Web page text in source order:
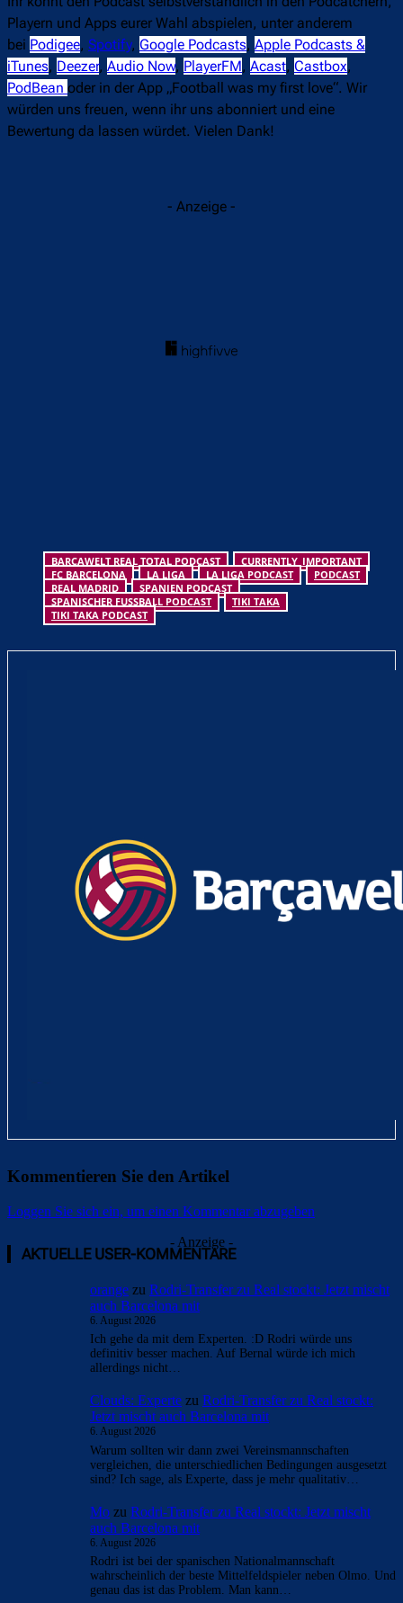
Playern und Apps eurer Wahl abspielen, unter anderem
bei Podigee, Spotify, Google Podcasts, Apple Podcasts &
iTunes, Deezer, Audio Now, PlayerFM, Acast, Castbox,
PodBean oder in der App „Football was my first love“. Wir
würden uns freuen, wenn ihr uns abonniert und eine
Bewertung da lassen würdet. Vielen Dank!
- Anzeige -
BARÇAWELT REAL TOTAL PODCAST
CURRENTLY_IMPORTANT
FC BARCELONA
LA LIGA LA LIGA PODCAST
PODCAST
REAL MADRID
SPANIEN PODCAST
SPANISCHER FUSSBALL PODCAST
TIKI TAKA
TIKI TAKA PODCAST
Kommentieren Sie den Artikel
Loggen Sie sich ein, um einen Kommentar abzugeben
- Anzeige -
AKTUELLE USER-KOMMENTARE
orange zu Rodri-Transfer zu Real stockt: Jetzt mischt
auch Barcelona mit
6. August 2026
Ich gehe da mit dem Experten. :D Rodri würde uns
definitiv besser machen. Auf Bernal würde ich mich
allerdings nicht…
Clouds: Experte zu Rodri-Transfer zu Real stockt:
Jetzt mischt auch Barcelona mit
6. August 2026
Warum sollten wir dann zwei Vereinsmannschaften
vergleichen, die unterschiedlichen Bedingungen ausgesetzt
sind? Ich sage, als Experte, dass je mehr qualitativ…
Mo zu Rodri-Transfer zu Real stockt: Jetzt mischt
auch Barcelona mit
6. August 2026
Rodri ist bei der spanischen Nationalmannschaft
wahrscheinlich der beste Mittelfeldspieler neben Olmo. Und
genau das ist das Problem. Man kann…